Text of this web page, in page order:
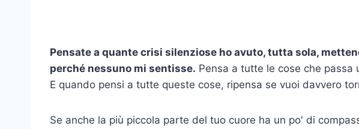
Pensate a quante crisi silenziose ho avuto, tutta sola,
perché nessuno mi sentisse. Pensa a tutte le cose che passa
E quando pensi a tutte queste cose, ripensa se vuoi davvero
Se anche la più piccola parte del tuo cuore ha un po' di